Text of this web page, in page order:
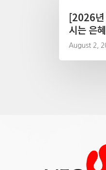
[2026년
시는 은
August 2,